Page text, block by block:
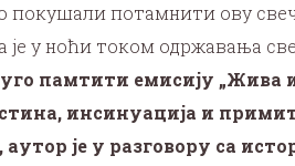
покушали потамнити ову
у ноћи током одржавања
памтити емисију „Жива
инсинуација и
је у разговору са